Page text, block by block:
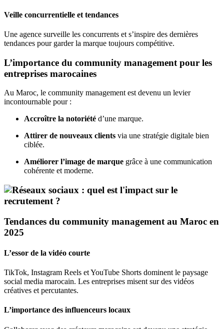
Veille concurrentielle et tendances
Une agence surveille les concurrents et s’inspire des dernières
tendances pour garder la marque toujours compétitive.
L’importance du community management pour les
entreprises marocaines
Au Maroc, le community management est devenu un levier
incontournable pour :
Accroître la notoriété d’une marque.
Attirer de nouveaux clients via une stratégie digitale bien
ciblée.
Améliorer l’image de marque grâce à une communication
cohérente et moderne.
Tendances du community management au Maroc en
2025
L’essor de la vidéo courte
TikTok, Instagram Reels et YouTube Shorts dominent le paysage
social media marocain. Les entreprises misent sur des vidéos
créatives et percutantes.
L’importance des influenceurs locaux